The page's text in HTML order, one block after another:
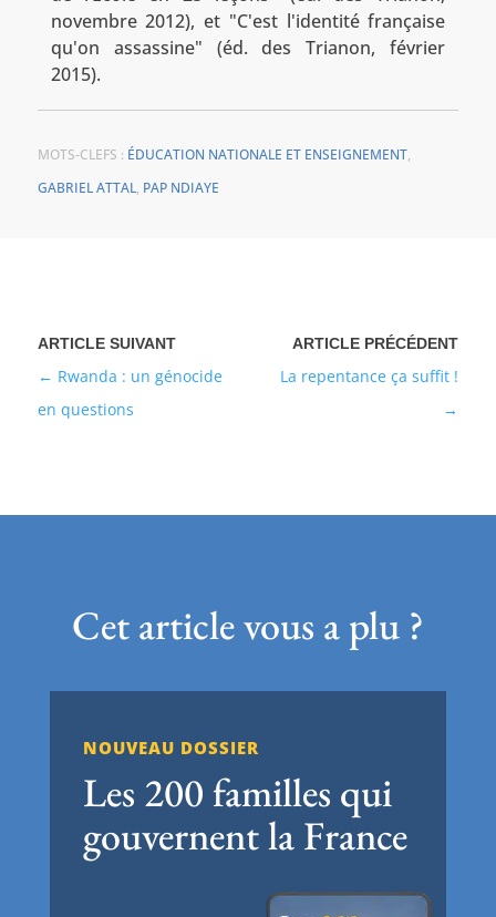
novembre 2012), et "C'est l'identité française
qu'on assassine" (éd. des Trianon, février
2015).
MOTS-CLEFS : ÉDUCATION NATIONALE ET ENSEIGNEMENT,
GABRIEL ATTAL, PAP NDIAYE
La repentance ça suffit !
Rwanda : un génocide
en questions
Cet article vous a plu ?
NOUVEAU DOSSIER
Les 200 familles qui
gouvernent la France